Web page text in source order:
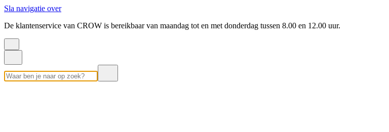
Sla navigatie over
De klantenservice van CROW is bereikbaar van maandag tot en met donderdag tussen 8.00 en 12.00 uur.